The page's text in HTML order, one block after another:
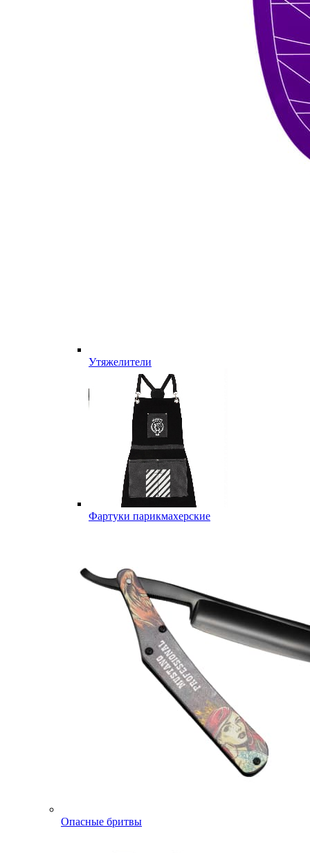
Утяжелители
Фартуки парикмахерские
Опасные бритвы